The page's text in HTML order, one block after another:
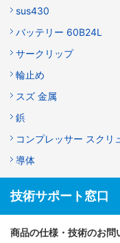
sus430
バッテリー 60B24L
サークリップ
輪止め
スズ 金属
鋲
コンプレッサー スクリ
導体
技術サポート窓口
商品の仕様・技術のお問